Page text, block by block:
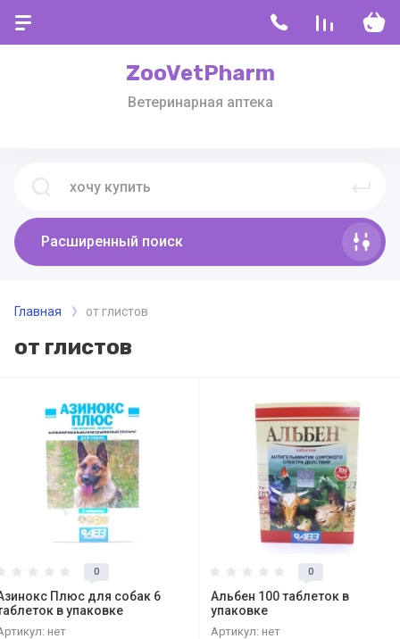
ZooVetPharm
Ветеринарная аптека
Расширенный поиск
Главная от глистов
от глистов
0
Плюс для собак 6
в упаковке
нет
0
Альбен 100 таблеток в
упаковке
Артикул: нет